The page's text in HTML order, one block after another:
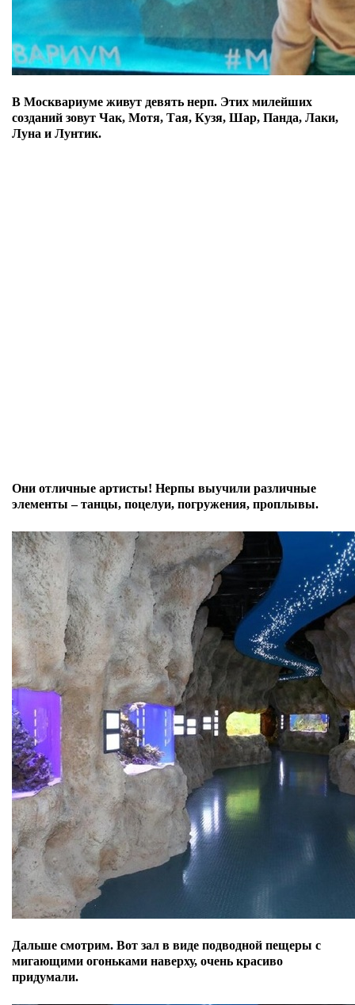
В Москвариуме живут девять нерп. Этих милейших
созданий зовут Чак, Мотя, Тая, Кузя, Шар, Панда, Лаки,
Луна и Лунтик.
Они отличные артисты! Нерпы выучили различные
элементы – танцы, поцелуи, погружения, проплывы.
Дальше смотрим. Вот зал в виде подводной пещеры с
мигающими огоньками наверху, очень красиво
придумали.